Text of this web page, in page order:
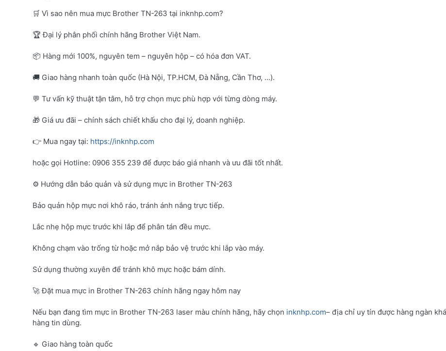
🛒 Vì sao nên mua mực Brother TN-263 tại inknhp.com?
🏆 Đại lý phân phối chính hãng Brother Việt Nam.
📦 Hàng mới 100%, nguyên tem – nguyên hộp – có hóa đơn VAT.
🚚 Giao hàng nhanh toàn quốc (Hà Nội, TP.HCM, Đà Nẵng, Cần Thơ, …).
💬 Tư vấn kỹ thuật tận tâm, hỗ trợ chọn mực phù hợp với từng dòng máy.
🎁 Giá ưu đãi – chính sách chiết khấu cho đại lý, doanh nghiệp.
👉 Mua ngay tại: https://inknhp.com
hoặc gọi Hotline: 0906 355 239 để được báo giá nhanh và ưu đãi tốt nhất.
⚙️ Hướng dẫn bảo quản và sử dụng mực in Brother TN-263
Bảo quản hộp mực nơi khô ráo, tránh ánh nắng trực tiếp.
Lắc nhẹ hộp mực trước khi lắp để phân tán đều mực.
Không chạm vào trống từ hoặc mở nắp bảo vệ trước khi lắp vào máy.
Sử dụng thường xuyên để tránh khô mực hoặc bám dính.
🚀 Đặt mua mực in Brother TN-263 chính hãng ngay hôm nay
Nếu bạn đang tìm mực in Brother TN-263 laser màu chính hãng, hãy chọn inknhp.com– địa chỉ uy tín được hàng ngàn
hàng tin dùng.
🔹 Giao hàng toàn quốc